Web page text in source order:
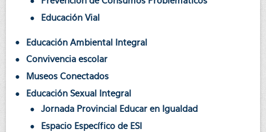
Educación Vial
Educación Ambiental Integral
Convivencia escolar
Museos Conectados
Educación Sexual Integral
Jornada Provincial Educar en Igualdad
Espacio Específico de ESI